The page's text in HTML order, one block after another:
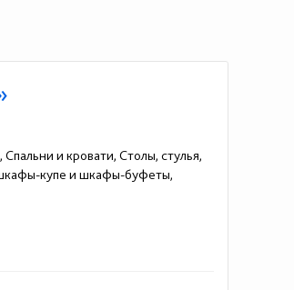
и кровати, Столы, стулья,
купе и шкафы-буфеты,